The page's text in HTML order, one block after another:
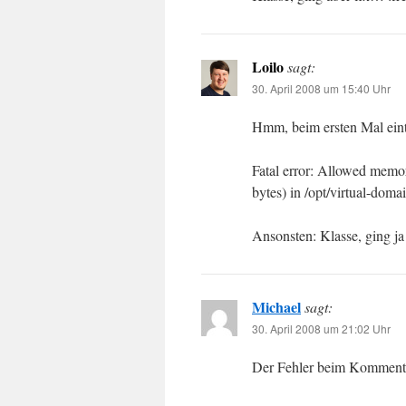
Loilosagt:
30. April 2008 um 15:40 Uhr
Hmm, beim ersten Mal
Fatal error: Allowed
bytes) in /opt/virtual-
Ansonsten: Klasse, ging
Michaelsagt:
30. April 2008 um 21:02 Uhr
Der Fehler beim